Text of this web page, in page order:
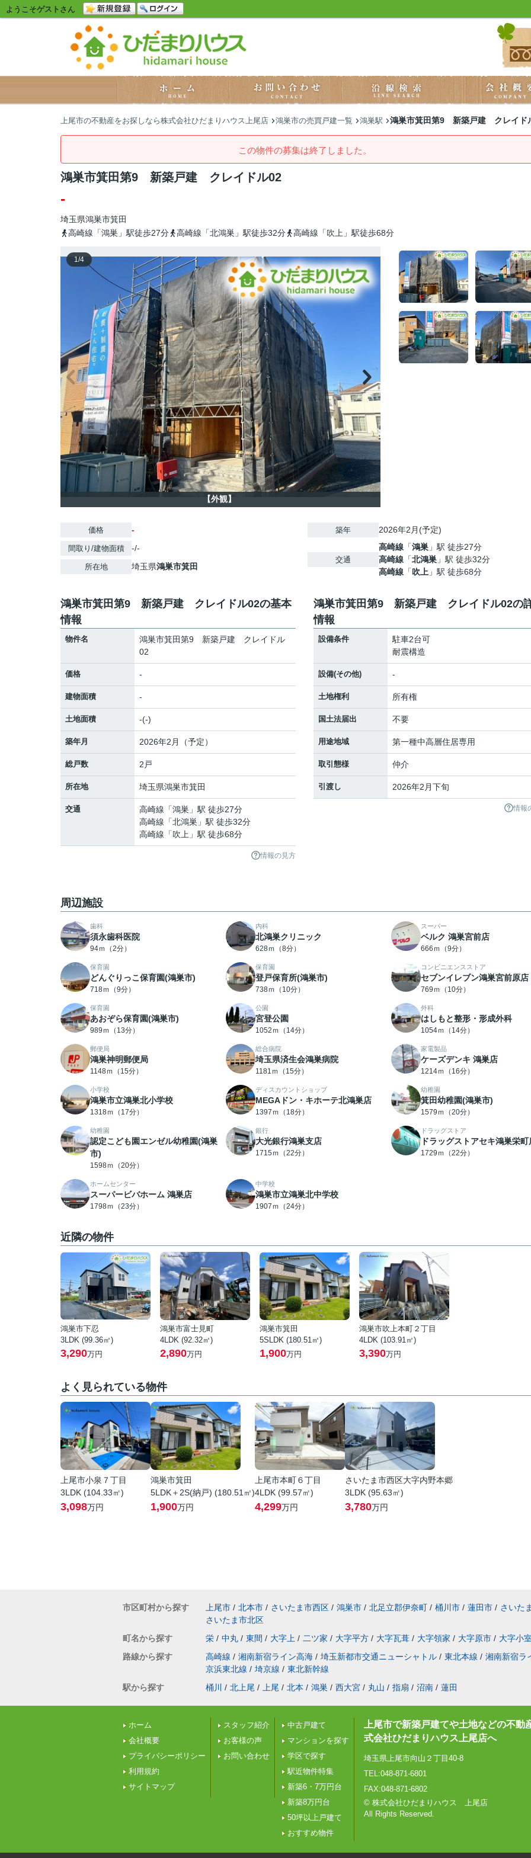
ようこそゲスト さん
上尾市の不動産をお探しなら株式会社ひだまりハウス上尾店 鴻巣市の売買戸建一覧 鴻巣駅 鴻巣市箕田第9 新築戸建 クレイド
この物件の募集は終了しました。
鴻巣市箕田第9 新築戸建 クレイドル02
-
埼玉県鴻巣市箕田
高崎線「鴻巣」駅徒歩27分
高崎線「北鴻巣」駅徒歩32分 高崎線「吹上」駅徒歩68分
1/4
【外観】
価格 -
間取り/建物面積 -/-
所在地 埼玉県鴻巣市箕田
築年 2026年2月(予定)
交通
高崎線 「鴻巣 」駅 徒歩27分
高崎線 「北鴻巣 」駅 徒歩32分
高崎線 「吹上 」駅 徒歩68分
鴻巣市箕田第9 新築戸建 クレイドル02の基本
情報
物件名
鴻巣市箕田第9 新築戸建 クレイドル
02
価格 -
建物面積 -
土地面積 -(-)
築年月 2026年2月（予定）
総戸数 2戸
所在地 埼玉県鴻巣市箕田
交通 高崎線 「鴻巣 」駅 徒歩27分
高崎線 「北鴻巣 」駅 徒歩32分
高崎線 「吹上 」駅 徒歩68分
情報の見方
鴻巣市箕田第9 新築戸建 クレイドル02の
情報
設備条件
駐車2台可
耐震構造
設備(その他) -
土地権利 所有権
国土法届出 不要
用途地域 第一種中高層住居専用
取引態様 仲介
引渡し 2026年2月下旬
情報
周辺施設
歯科
須永歯科医院
94ｍ（2分）
内科
北鴻巣クリニック
628ｍ（8分）
スーパー
ベルク 鴻巣宮前店
666ｍ（9分）
保育園
どんぐりっこ保育園(鴻巣市)
718ｍ（9分）
保育園
登戸保育所(鴻巣市)
738ｍ（10分）
コンビニエンスストア
セブンイレブン鴻巣宮前原店
769ｍ（10分）
保育園
あおぞら保育園(鴻巣市)
989ｍ（13分）
公園
宮登公園
1052ｍ（14分）
外科
はしもと整形・形成外科
1054ｍ（14分）
郵便局
鴻巣神明郵便局
1148ｍ（15分）
総合病院
埼玉県済生会鴻巣病院
1181ｍ（15分）
家電製品
ケーズデンキ 鴻巣店
1214ｍ（16分）
小学校
鴻巣市立鴻巣北小学校
1318ｍ（17分）
ディスカウントショップ
MEGAドン・キホーテ北鴻巣店
1397ｍ（18分）
幼稚園
箕田幼稚園(鴻巣市)
1579ｍ（20分）
幼稚園
認定こども園エンゼル幼稚園(鴻巣
市)
1598ｍ（20分）
銀行
大光銀行鴻巣支店
1715ｍ（22分）
ドラッグストア
ドラッグストアセキ鴻巣栄町
1729ｍ（22分）
ホームセンター
スーパービバホーム 鴻巣店
1798ｍ（23分）
中学校
鴻巣市立鴻巣北中学校
1907ｍ（24分）
近隣の物件
鴻巣市下忍
3LDK (99.36㎡)
3,290万円
鴻巣市富士見町
4LDK (92.32㎡)
2,890万円
鴻巣市箕田
5SLDK (180.51㎡)
1,900万円
鴻巣市吹上本町２丁目
4LDK (103.91㎡)
3,390万円
よく見られている物件
上尾市小泉７丁目
3LDK (104.33㎡)
3,098万円
鴻巣市箕田
5LDK＋2S(納戸) (180.51㎡)
1,900万円
上尾市本町６丁目
4LDK (99.57㎡)
4,299万円
さいたま市西区大字内野本郷
3LDK (95.63㎡)
3,780万円
市区町村から探す 上尾市 / 北本市 / さいたま市西区 / 鴻巣市 / 北足立郡伊奈町 / 桶川市 / 蓮田市 / さいた
さいたま市北区
町名から探す
栄 / 中丸 / 東間 / 大字上 / 二ツ家 / 大字平方 / 大字瓦葺 / 大字領家 / 大字原市 / 大字小
路線から探す
高崎線 / 湘南新宿ライン高海 / 埼玉新都市交通ニューシャトル / 東北本線 / 湘南新宿ラ
京浜東北線 / 埼京線 / 東北新幹線
駅から探す
桶川 / 北上尾 / 上尾 / 北本 / 鴻巣 / 西大宮 / 丸山 / 指扇 / 沼南 / 蓮田
ホーム
会社概要
プライバシーポリシー
利用規約
サイトマップ
スタッフ紹介
お客様の声
お問い合わせ
中古戸建て
マンションを探す
学区で探す
駅近物件特集
新築6・7万円台
新築8万円台
50坪以上戸建て
おすすめ物件
上尾市で新築戸建てや土地などの不動
式会社ひだまりハウス上尾店へ
埼玉県上尾市向山２丁目40-8
TEL:048-871-6801
FAX:048-871-6802
© 株式会社ひだまりハウス 上尾店
All Rights Reserved.